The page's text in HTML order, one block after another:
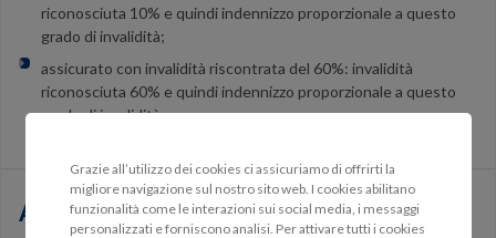
riconosciuta 10% e quindi indennizzo proporzionale a questo
grado di invalidità;
assicurato con invalidità riscontrata del 60%: invalidità
riconosciuta 60% e quindi indennizzo proporzionale a questo
grado di invalidità.
Assistenza Tutela legale
Grazie all’utilizzo dei cookies ci assicuriamo di offrirti la
migliore navigazione sul nostro sito web. I cookies abilitano
funzionalità come le interazioni sui social media, i messaggi
personalizzati e forniscono analisi. Per attivare tutti i cookies